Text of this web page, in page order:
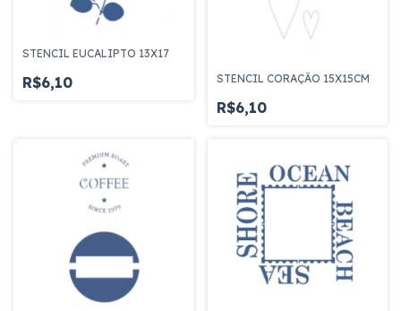
STENCIL EUCALIPTO 13X17
R$6,10 STENCIL CORAÇÃO 15X15CM
R$6,10